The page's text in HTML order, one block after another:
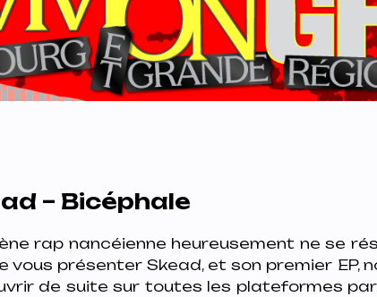
– Bicéphale
rap nancéienne heureusement ne se
vous présenter Skead, et son premier EP,
de suite sur toutes les plateformes